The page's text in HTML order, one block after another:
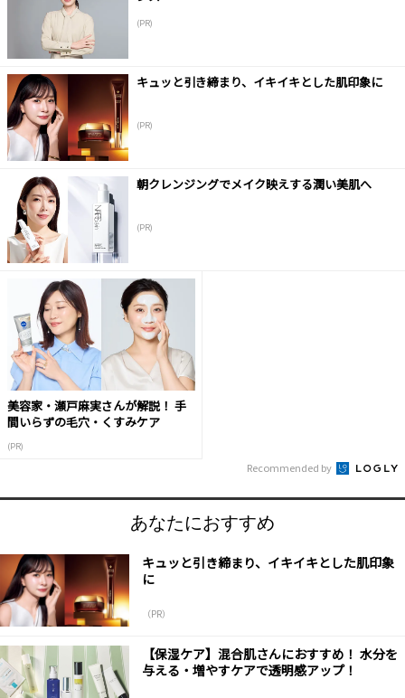
(PR)
キュッと引き締まり、イキイキとした肌印象に
(PR)
朝クレンジングでメイク映えする潤い美肌へ
(PR)
美容家・瀬戸麻実さんが解説！ 手
間いらずの毛穴・くすみケア
(PR)
Recommended by
あなたにおすすめ
キュッと引き締まり、イキイキとした肌印象
に
（PR）
【保湿ケア】混合肌さんにおすすめ！ 水分を
与える・増やすケアで透明感アップ！